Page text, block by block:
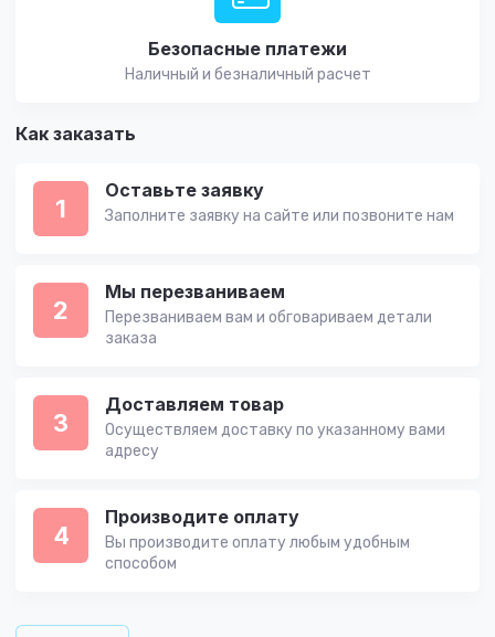
Безопасные платежи
Наличный и безналичный расчет
Как заказать
1
Оставьте заявку
Заполните заявку на сайте или позвоните нам
2
Мы перезваниваем
Перезваниваем вам и обговариваем детали
заказа
3
Доставляем товар
Осуществляем доставку по указанному вами
адресу
4
Производите оплату
Вы производите оплату любым удобным
способом